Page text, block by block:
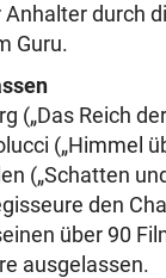
durch
Guru.
(„Das Reich
(„Himmel
(„Schatten
den
über 90
ausgelassen.